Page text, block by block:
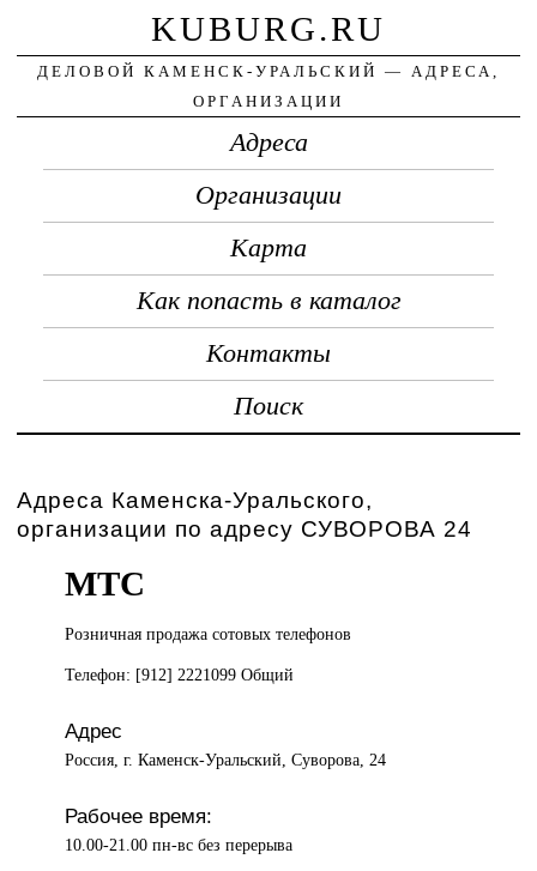
KUBURG.RU
ДЕЛОВОЙ КАМЕНСК-УРАЛЬСКИЙ — АДРЕСА,
ОРГАНИЗАЦИИ
Адреса
Организации
Карта
Как попасть в каталог
Контакты
Поиск
Адреса Каменска-Уральского,
организации по адресу СУВОРОВА 24
МТС
Розничная продажасотовых телефонов
Телефон: [912] 2221099 Общий
Адрес
Россия, г. Каменск-Уральский, Суворова, 24
Рабочее время:
10.00-21.00 пн-вс без перерыва